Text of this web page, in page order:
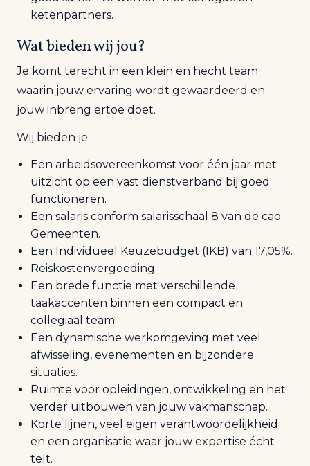
ketenpartners.
Wat bieden wij jou?
Je komt terecht in een klein en hecht team
waarin jouw ervaring wordt gewaardeerd en
jouw inbreng ertoe doet.
Wij bieden je:
Een arbeidsovereenkomst voor één jaar met
uitzicht op een vast dienstverband bij goed
functioneren.
Een salaris conform salarisschaal 8 van de cao
Gemeenten.
Een Individueel Keuzebudget (IKB) van 17,05%.
Reiskostenvergoeding.
Een brede functie met verschillende
taakaccenten binnen een compact en
collegiaal team.
Een dynamische werkomgeving met veel
afwisseling, evenementen en bijzondere
situaties.
Ruimte voor opleidingen, ontwikkeling en het
verder uitbouwen van jouw vakmanschap.
Korte lijnen, veel eigen verantwoordelijkheid
en een organisatie waar jouw expertise écht
telt.